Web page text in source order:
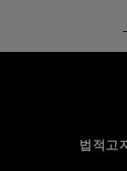
법적고